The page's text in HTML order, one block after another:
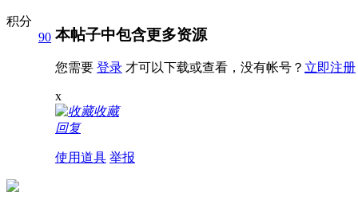
积分
90 本帖子中包含更多资源
您需要 登录 才可以下载或查看，没有帐号？ 立即注册
x
收藏
回复
使用道具 举报